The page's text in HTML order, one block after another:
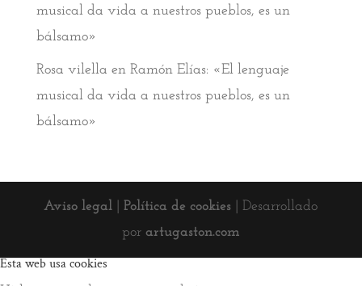
musical da vida a nuestros pueblos, es un
bálsamo»
Rosa vilella en Ramón Elías: «El lenguaje
musical da vida a nuestros pueblos, es un
bálsamo»
Aviso legal |Política de cookies | Desarrollado
por artugaston.com
Esta web usa cookies